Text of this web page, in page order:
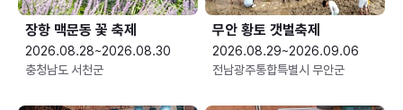
장항 맥문동 꽃 축제
2026.08.28~2026.08.30
충청남도 서천군
무안 황토 갯벌축제
2026.08.29~2026.09.06
전남광주통합특별시 무안군